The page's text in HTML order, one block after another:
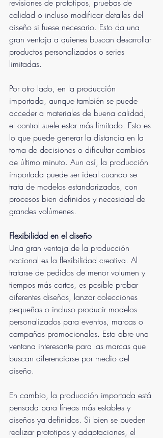
revisiones de prototipos, pruebas de
calidad o incluso modificar detalles del
diseño si fuese necesario. Esto da una
gran ventaja a quienes buscan desarrollar
productos personalizados o series
limitadas.
Por otro lado, en la producción
importada, aunque también se puede
acceder a materiales de buena calidad,
el control suele estar más limitado. Esto es
lo que puede generar la distancia en la
toma de decisiones o dificultar cambios
de último minuto. Aun así, la producción
importada puede ser ideal cuando se
trata de modelos estandarizados, con
procesos bien definidos y necesidad de
grandes volúmenes.
Flexibilidad en el diseño
Una gran ventaja de la producción
nacional es la flexibilidad creativa. Al
tratarse de pedidos de menor volumen y
tiempos más cortos, es posible probar
diferentes diseños, lanzar colecciones
pequeñas o incluso producir modelos
personalizados para eventos, marcas o
campañas promocionales. Esto abre una
ventana interesante para las marcas que
buscan diferenciarse por medio del
diseño.
En cambio, la producción importada está
pensada para líneas más estables y
diseños ya definidos. Si bien se pueden
realizar prototipos y adaptaciones, el